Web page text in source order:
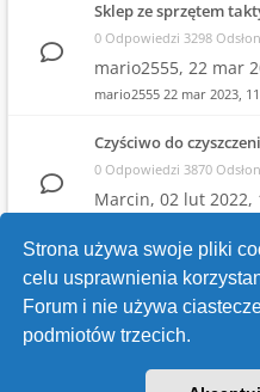
Strona używa swoje pliki
celu usprawnienia
Forum i nie używa
podmiotów trzecich.
Sklep ze sprzętem
0 Odpowiedzi 3298
mario2555, 22 mar
mario2555 22 mar 2023,
Czyściwo do
0 Odpowiedzi 3870
Marcin, 02 lut 2022,
Wróć do wykazu forów